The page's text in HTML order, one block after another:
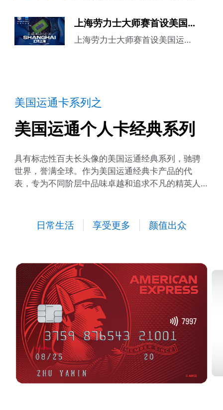
上海劳力士大师赛首设美国运通卡会员专属入场通道
上海劳力士大师赛首设美国运通
美国运通卡系列之
美国运通个人卡经典系列
具有标志性百夫长头像的美国运通经典系列，驰骋
世界，誉满全球。作为美国运通经典卡产品的代
表，专为不同阶层中品味卓越和追求不凡的精英人
日常生活 享受更多 颜值出众